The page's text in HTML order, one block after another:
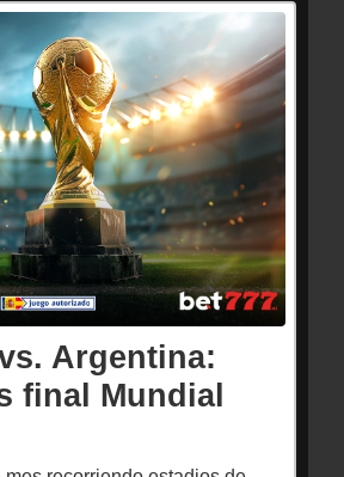
Argentina:
final Mundial